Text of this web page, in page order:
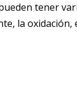
tener
la oxidación,